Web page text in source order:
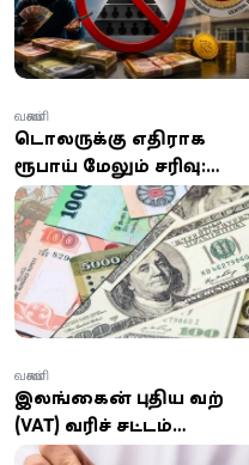
பொதுமக்களுக்கு அவசர
எச்சரிக்கை
டொலருக்கு எதிராக
ரூபாய் மேலும் சரிவு:
இன்று ஏற்பட்ட மாற்றம்!
வணிகம்
இலங்கையின் புதிய வற்
(VAT) வரிச் சட்டம்
நடைமுறைக்கு வந்தது:
வணிகம்